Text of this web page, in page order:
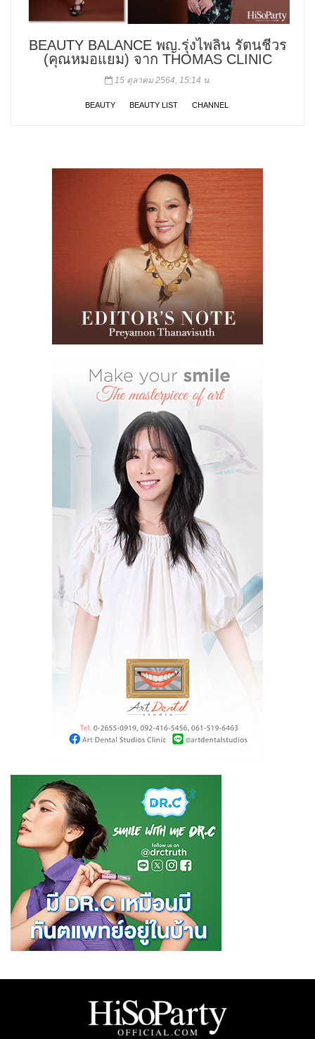
BEAUTY BALANCE พญ.รุ่งไพลิน รัตนชีวร
(คุณหมอแยม) จาก THOMAS CLINIC
15 ตุลาคม 2564, 15:14 น.
BEAUTY BEAUTY LIST CHANNEL